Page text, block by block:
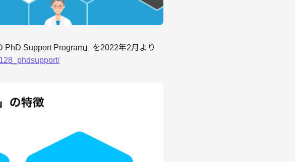
Support Program」を2022年2月より